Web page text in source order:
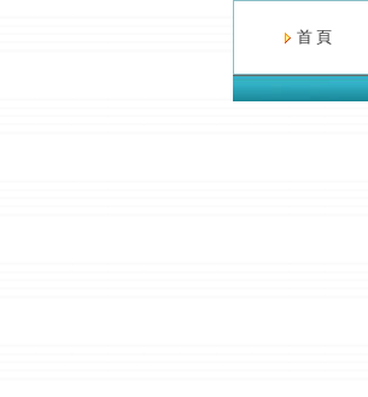
首 頁